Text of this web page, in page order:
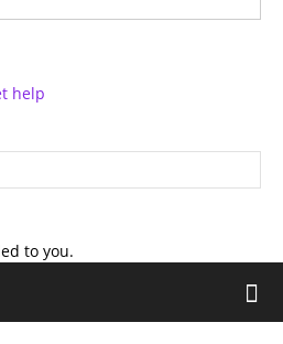
help
to you.